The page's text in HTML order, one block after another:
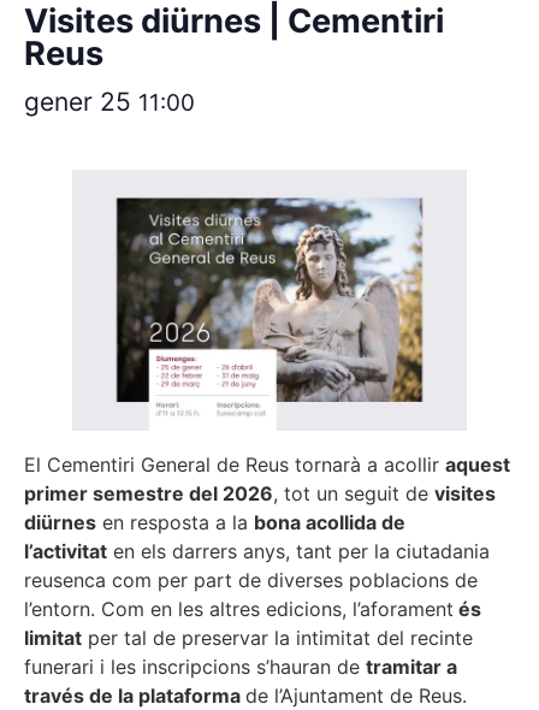
Visites diürnes | Cementiri
Reus
gener 25 11:00
El Cementiri General de Reus tornarà a acollir aquest
primer semestre del 2026, tot un seguit de visites
diürnes en resposta a la bona acollida de
l’activitat en els darrers anys, tant per la ciutadania
reusenca com per part de diverses poblacions de
l’entorn. Com en les altres edicions, l’aforament és
limitat per tal de preservar la intimitat del recinte
funerari i les inscripcions s’hauran de tramitar a
través de la plataforma de l’Ajuntament de Reus.